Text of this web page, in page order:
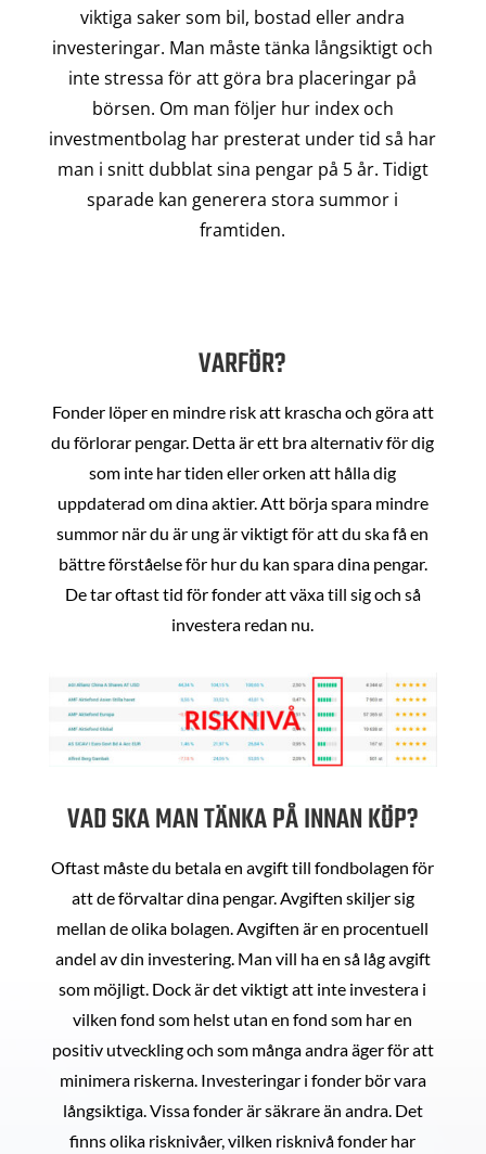
viktiga saker som bil, bostad eller andra
investeringar. Man måste tänka långsiktigt och
inte stressa för att göra bra placeringar på
börsen. Om man följer hur index och
investmentbolag har presterat under tid så har
man i snitt dubblat sina pengar på 5 år. Tidigt
sparade kan generera stora summor i
framtiden.
VARFÖR?
Fonder löper en mindre risk att krascha och göra att
du förlorar pengar. Detta är ett bra alternativ för dig
som inte har tiden eller orken att hålla dig
uppdaterad om dina aktier. Att börja spara mindre
summor när du är ung är viktigt för att du ska få en
bättre förståelse för hur du kan spara dina pengar.
De tar oftast tid för fonder att växa till sig och så
investera redan nu.
VAD SKA MAN TÄNKA PÅ INNAN KÖP?
Oftast måste du betala en avgift till fondbolagen för
att de förvaltar dina pengar. Avgiften skiljer sig
mellan de olika bolagen. Avgiften är en procentuell
andel av din investering. Man vill ha en så låg avgift
som möjligt. Dock är det viktigt att inte investera i
vilken fond som helst utan en fond som har en
positiv utveckling och som många andra äger för att
minimera riskerna. Investeringar i fonder bör vara
långsiktiga. Vissa fonder är säkrare än andra. Det
finns olika risknivåer, vilken risknivå fonder har